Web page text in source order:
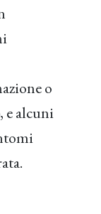
o
e alcuni